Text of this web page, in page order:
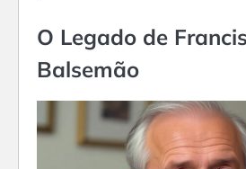
O Legado de
Balsemão